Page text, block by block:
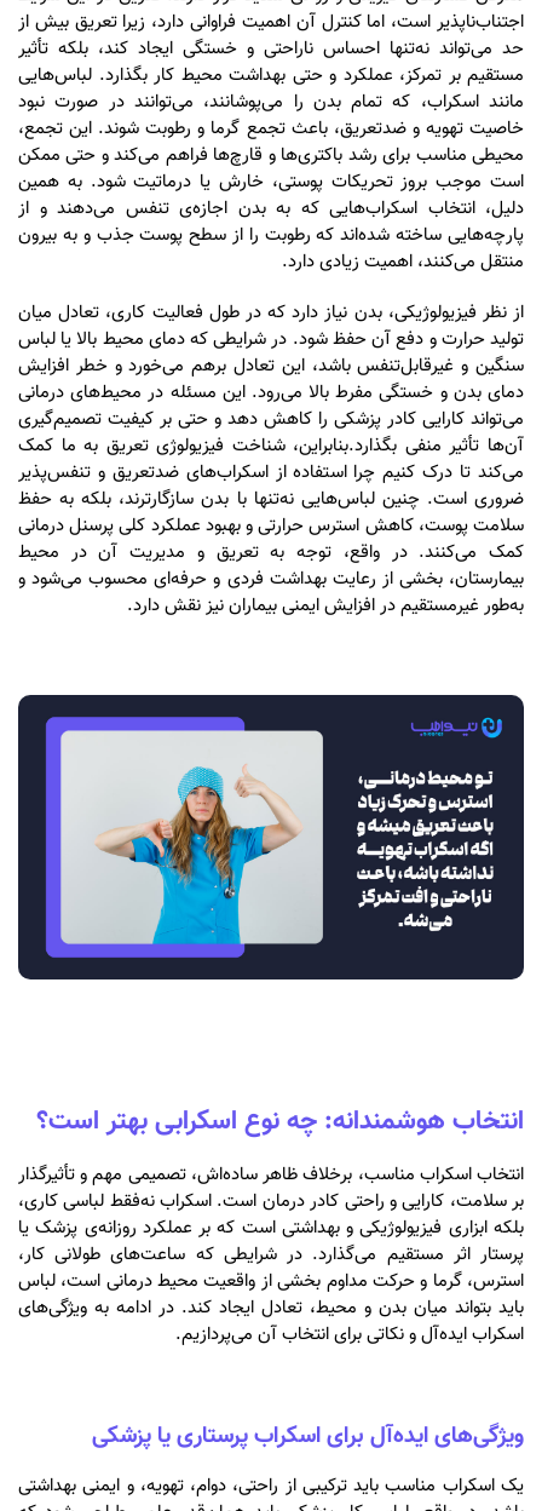
اجتناب‌ناپذیر است، اما کنترل آن اهمیت فراوانی دارد، زیرا تعریق بیش از
حد می‌تواند نه‌تنها احساس ناراحتی و خستگی ایجاد کند، بلکه تأثیر
مستقیم بر تمرکز، عملکرد و حتی بهداشت محیط کار بگذارد. لباس‌هایی
مانند اسکراب، که تمام بدن را می‌پوشانند، می‌توانند در صورت نبود
خاصیت تهویه و ضدتعریق، باعث تجمع گرما و رطوبت شوند. این تجمع،
محیطی مناسب برای رشد باکتری‌ها و قارچ‌ها فراهم می‌کند و حتی ممکن
است موجب بروز تحریکات پوستی، خارش یا درماتیت شود. به همین
دلیل، انتخاب اسکراب‌هایی که به بدن اجازه‌ی تنفس می‌دهند و از
پارچه‌هایی ساخته شده‌اند که رطوبت را از سطح پوست جذب و به بیرون
منتقل می‌کنند، اهمیت زیادی دارد.
از نظر فیزیولوژیکی، بدن نیاز دارد که در طول فعالیت کاری، تعادل میان
تولید حرارت و دفع آن حفظ شود. در شرایطی که دمای محیط بالا یا لباس
سنگین و غیرقابل‌تنفس باشد، این تعادل برهم می‌خورد و خطر افزایش
دمای بدن و خستگی مفرط بالا می‌رود. این مسئله در محیط‌های درمانی
می‌تواند کارایی کادر پزشکی را کاهش دهد و حتی بر کیفیت تصمیم‌گیری
آن‌ها تأثیر منفی بگذارد.بنابراین، شناخت فیزیولوژی تعریق به ما کمک
می‌کند تا درک کنیم چرا استفاده از اسکراب‌های ضدتعریق و تنفس‌پذیر
ضروری است. چنین لباس‌هایی نه‌تنها با بدن سازگارترند، بلکه به حفظ
سلامت پوست، کاهش استرس حرارتی و بهبود عملکرد کلی پرسنل درمانی
کمک می‌کنند. در واقع، توجه به تعریق و مدیریت آن در محیط
بیمارستان، بخشی از رعایت بهداشت فردی و حرفه‌ای محسوب می‌شود و
به‌طور غیرمستقیم در افزایش ایمنی بیماران نیز نقش دارد.
انتخاب هوشمندانه: چه نوع اسکرابی بهتر است؟
انتخاب اسکراب مناسب، برخلاف ظاهر ساده‌اش، تصمیمی مهم و تأثیرگذار
بر سلامت، کارایی و راحتی کادر درمان است. اسکراب نه‌فقط لباسی کاری،
بلکه ابزاری فیزیولوژیکی و بهداشتی است که بر عملکرد روزانه‌ی پزشک یا
پرستار اثر مستقیم می‌گذارد. در شرایطی که ساعت‌های طولانی کار،
استرس، گرما و حرکت مداوم بخشی از واقعیت محیط درمانی است، لباس
باید بتواند میان بدن و محیط، تعادل ایجاد کند. در ادامه به ویژگی‌های
اسکراب ایده‌آل و نکاتی برای انتخاب آن می‌پردازیم.
ویژگی‌های ایده‌آل برای اسکراب پرستاری یا پزشکی
یک اسکراب مناسب باید ترکیبی از راحتی، دوام، تهویه، و ایمنی بهداشتی